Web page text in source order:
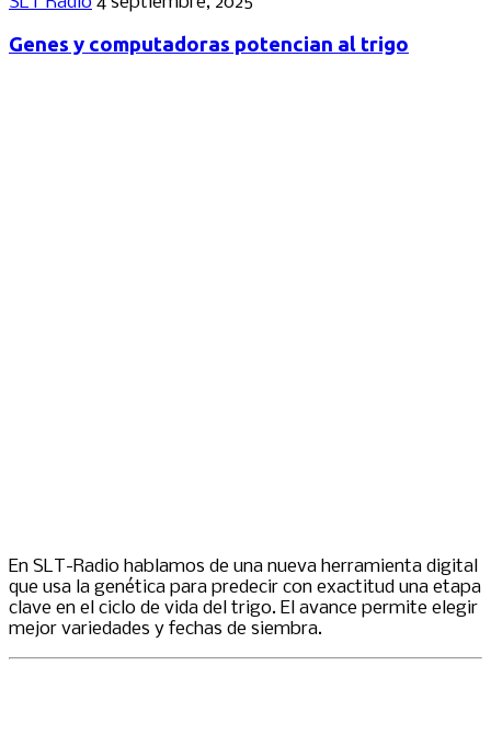
Genes y computadoras potencian al trigo
En SLT-Radio hablamos de una nueva herramienta digital
que usa la genética para predecir con exactitud una etapa
clave en el ciclo de vida del trigo. El avance permite elegir
mejor variedades y fechas de siembra.